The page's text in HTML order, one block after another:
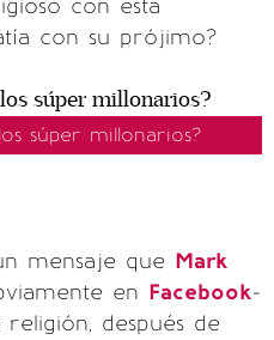
con esta
con su prójimo?
súper millonarios?
mensaje que Mark
en Facebook-
después de